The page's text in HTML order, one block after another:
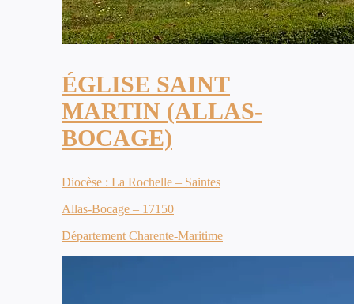
ÉGLISE SAINT
MARTIN (ALLAS-
BOCAGE)
Diocèse : La Rochelle – Saintes
Allas-Bocage – 17150
Département Charente-Maritime